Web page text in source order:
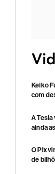
Keiko
com
A
ainda
O Pix
de